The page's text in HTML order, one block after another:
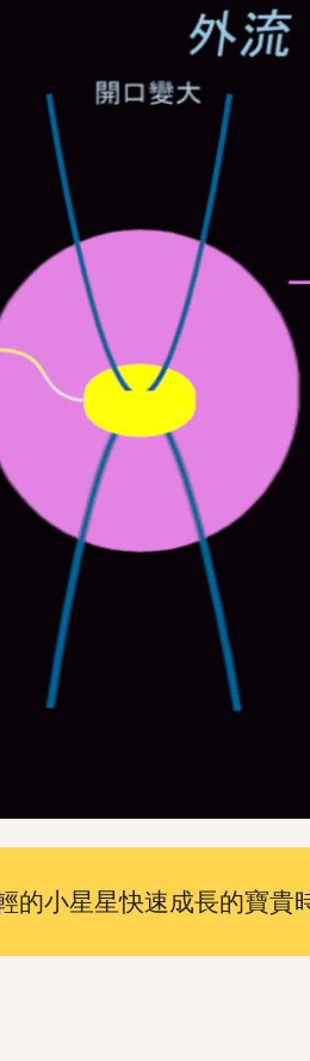
小星星快速成長的寶貴